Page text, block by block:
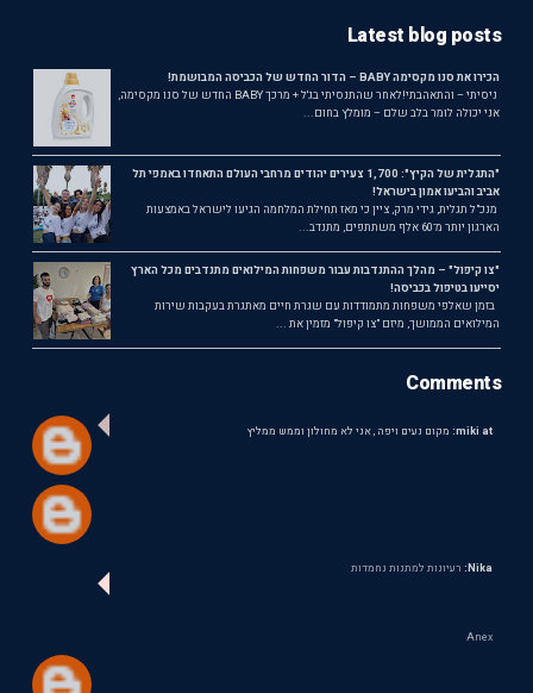
Latest blog posts
הכירו את סנו מקסימה BABY – הדור החדש של הכביסה המבושמת!
ניסיתי – והתאהבתי!לאחר שהתנסיתי בג'ל + מרכך BABY החדש של סנו מקסימה,
אני יכולה לומר בלב שלם – מומלץ בחום...
"התגלית של הקיץ": 1,700 צעירים יהודים מרחבי העולם התאחדו באמפי תל
אביב והביעו אמון בישראל!
מנכ"ל תגלית, גידי מרק, ציין כי מאז תחילת המלחמה הגיעו לישראל באמצעות
הארגון יותר מ־60 אלף משתתפים, מתנדב...
"צו קיפול" – מהלך ההתנדבות עבור משפחות המילואים מתנדבים מכל הארץ
יסייעו בטיפול בכביסה!
בזמן שאלפי משפחות מתמודדות עם שגרת חיים מאתגרת בעקבות שירות
המילואים הממושך, מיזם "צו קיפול" מזמין את ...
Comments
miki at: מקום נעים ויפה , אני לא מחולון וממש ממליץ
Nika: רעיונות למתנות נחמדות
Anex